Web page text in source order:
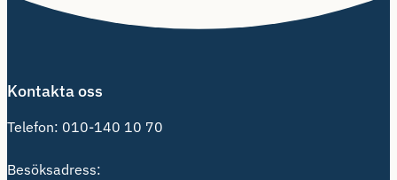
Kontakta oss
Telefon: 010-140 10 70
Besöksadress: